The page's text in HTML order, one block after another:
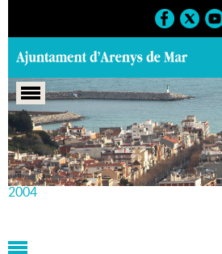
Portada > Agenda > 04-07-
2004 > Marcs > Esportius > 2004 >
2004